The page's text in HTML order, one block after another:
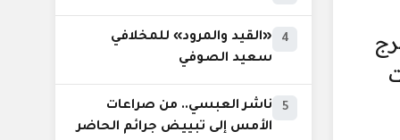
4
«القيد والمرود» للمخلافي
سعيد الصوفي
5
ناشر العبسي.. من صراعات
الأمس إلى تبييض جرائم الحاضر